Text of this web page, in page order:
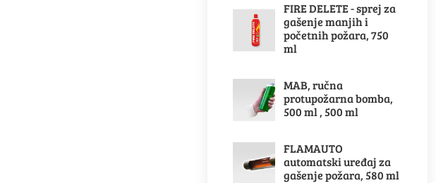
FIRE DELETE - sprej za
gašenje manjih i
početnih požara, 750
ml
MAB, ručna
protupožarna bomba,
500 ml , 500 ml
FLAMAUTO
automatski uređaj za
gašenje požara, 580 ml